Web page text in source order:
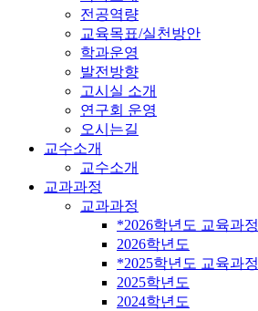
전공역량
교육목표/실천방안
학과운영
발전방향
고시실 소개
연구회 운영
오시는길
교수소개
교수소개
교과과정
교과과정
*2026학년도 교육과정
2026학년도
*2025학년도 교육과정
2025학년도
2024학년도